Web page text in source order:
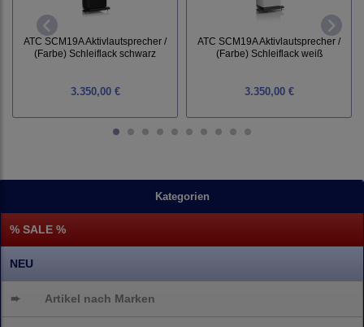
Kategorien
% SALE %
NEU
➨ Artikel nach Marken
ATC SCM19A Aktivlautsprecher /
(Farbe) Schleiflack schwarz
3.350,00 €
ATC SCM19A Aktivlautsprecher /
(Farbe) Schleiflack weiß
3.350,00 €